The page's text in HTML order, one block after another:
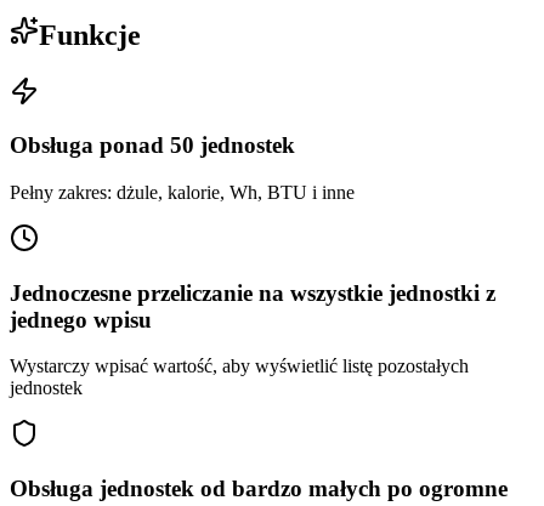
Funkcje
Obsługa ponad 50 jednostek
Pełny zakres: dżule, kalorie, Wh, BTU i inne
Jednoczesne przeliczanie na wszystkie jednostki z
jednego wpisu
Wystarczy wpisać wartość, aby wyświetlić listę pozostałych
jednostek
Obsługa jednostek od bardzo małych po ogromne